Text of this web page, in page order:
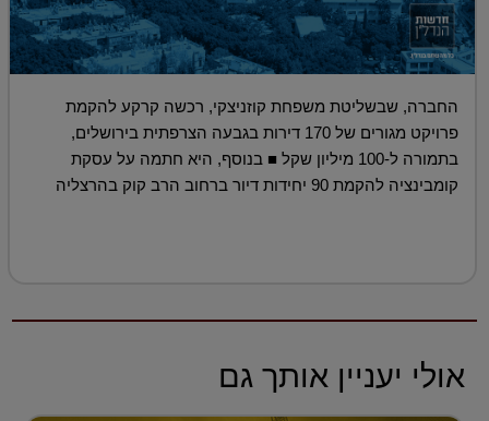
החברה, שבשליטת משפחת קוזניצקי, רכשה קרקע להקמת
פרויקט מגורים של 170 דירות בגבעה הצרפתית בירושלים,
בתמורה ל-100 מיליון שקל ■ בנוסף, היא חתמה על עסקת
קומבינציה להקמת 90 יחידות דיור ברחוב הרב קוק בהרצליה
אולי יעניין אותך גם